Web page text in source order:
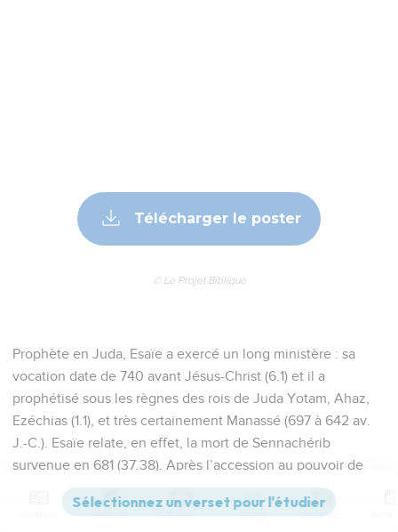
Télécharger le poster
© Le Projet Biblique
Prophète en Juda, Esaïe a exercé un long ministère : sa
vocation date de 740 avant Jésus-Christ (6.1) et il a
prophétisé sous les règnes des rois de Juda Yotam, Ahaz,
Ezéchias (1.1), et très certainement Manassé (697 à 642 av.
J.-C.). Esaïe relate, en effet, la mort de Sennachérib
survenue en 681 (37.38). Après l’accession au pouvoir de
Manassé, roi idolâtre et violent, le prophète s’est sans doute
retiré de la vie publique, entouré d’un cercle de disciples.
Versions Commentaires Strong